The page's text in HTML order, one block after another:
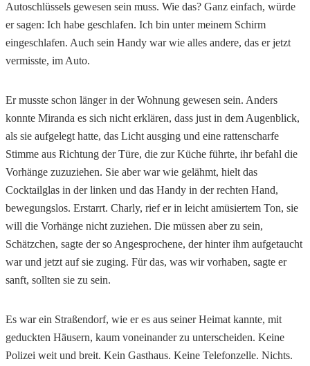
Autoschlüssels gewesen sein muss. Wie das? Ganz einfach, würde
er sagen: Ich habe geschlafen. Ich bin unter meinem Schirm
eingeschlafen. Auch sein Handy war wie alles andere, das er jetzt
vermisste, im Auto.
Er musste schon länger in der Wohnung gewesen sein. Anders
konnte Miranda es sich nicht erklären, dass just in dem Augenblick,
als sie aufgelegt hatte, das Licht ausging und eine rattenscharfe
Stimme aus Richtung der Türe, die zur Küche führte, ihr befahl die
Vorhänge zuzuziehen. Sie aber war wie gelähmt, hielt das
Cocktailglas in der linken und das Handy in der rechten Hand,
bewegungslos. Erstarrt. Charly, rief er in leicht amüsiertem Ton, sie
will die Vorhänge nicht zuziehen. Die müssen aber zu sein,
Schätzchen, sagte der so Angesprochene, der hinter ihm aufgetaucht
war und jetzt auf sie zuging. Für das, was wir vorhaben, sagte er
sanft, sollten sie zu sein.
Es war ein Straßendorf, wie er es aus seiner Heimat kannte, mit
geduckten Häusern, kaum voneinander zu unterscheiden. Keine
Polizei weit und breit. Kein Gasthaus. Keine Telefonzelle. Nichts.